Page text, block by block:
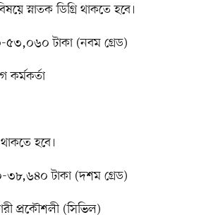
স্নাতক ডিগ্রি থাকতে হবে।
টাকা (নবম গ্রেড)
থাকতে হবে।
টাকা (দশম গ্রেড)
প্রকৌশলী (সিভিল)